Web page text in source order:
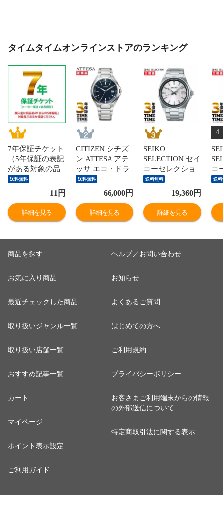
タイムタイムオンラインストアのランキング
7年保証チケット
（5年保証の表記
がある対象の品
のみ有効）
送料無料
11 円
詳細を見る
CITIZEN シチズ
ン ATTESA アテ
ッサ エコ・ドラ
イブ電波 メンズ
ネイビー
CB3010-57L 【安
心の5年保証】
送料無料
66,000円
詳細を見る
SEIKO
SELECTION セイ
コーセレクショ
ン Sシリーズ ホ
ワイト シルバー
SBTH001 【安心
の5年保証】
送料無料
19,360円
詳細を見る
4
コ
ン
の
送料
商品を探す
お気に入り商品
最近チェックした商品
取り扱いジャンル一覧
取り扱い店舗一覧
おすすめ記事一覧
カート
マイページ
ポイント表示設定
ご利用ガイド
ヘルプ／お問い合わせ
お知らせ
よくあるご質問
はじめての方へ
ご利用規約
プライバシーポリシー
お客さまご利用端末からの情報
の外部送信について
特定商取引法に関する表示